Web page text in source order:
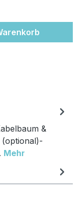
&
Mehr